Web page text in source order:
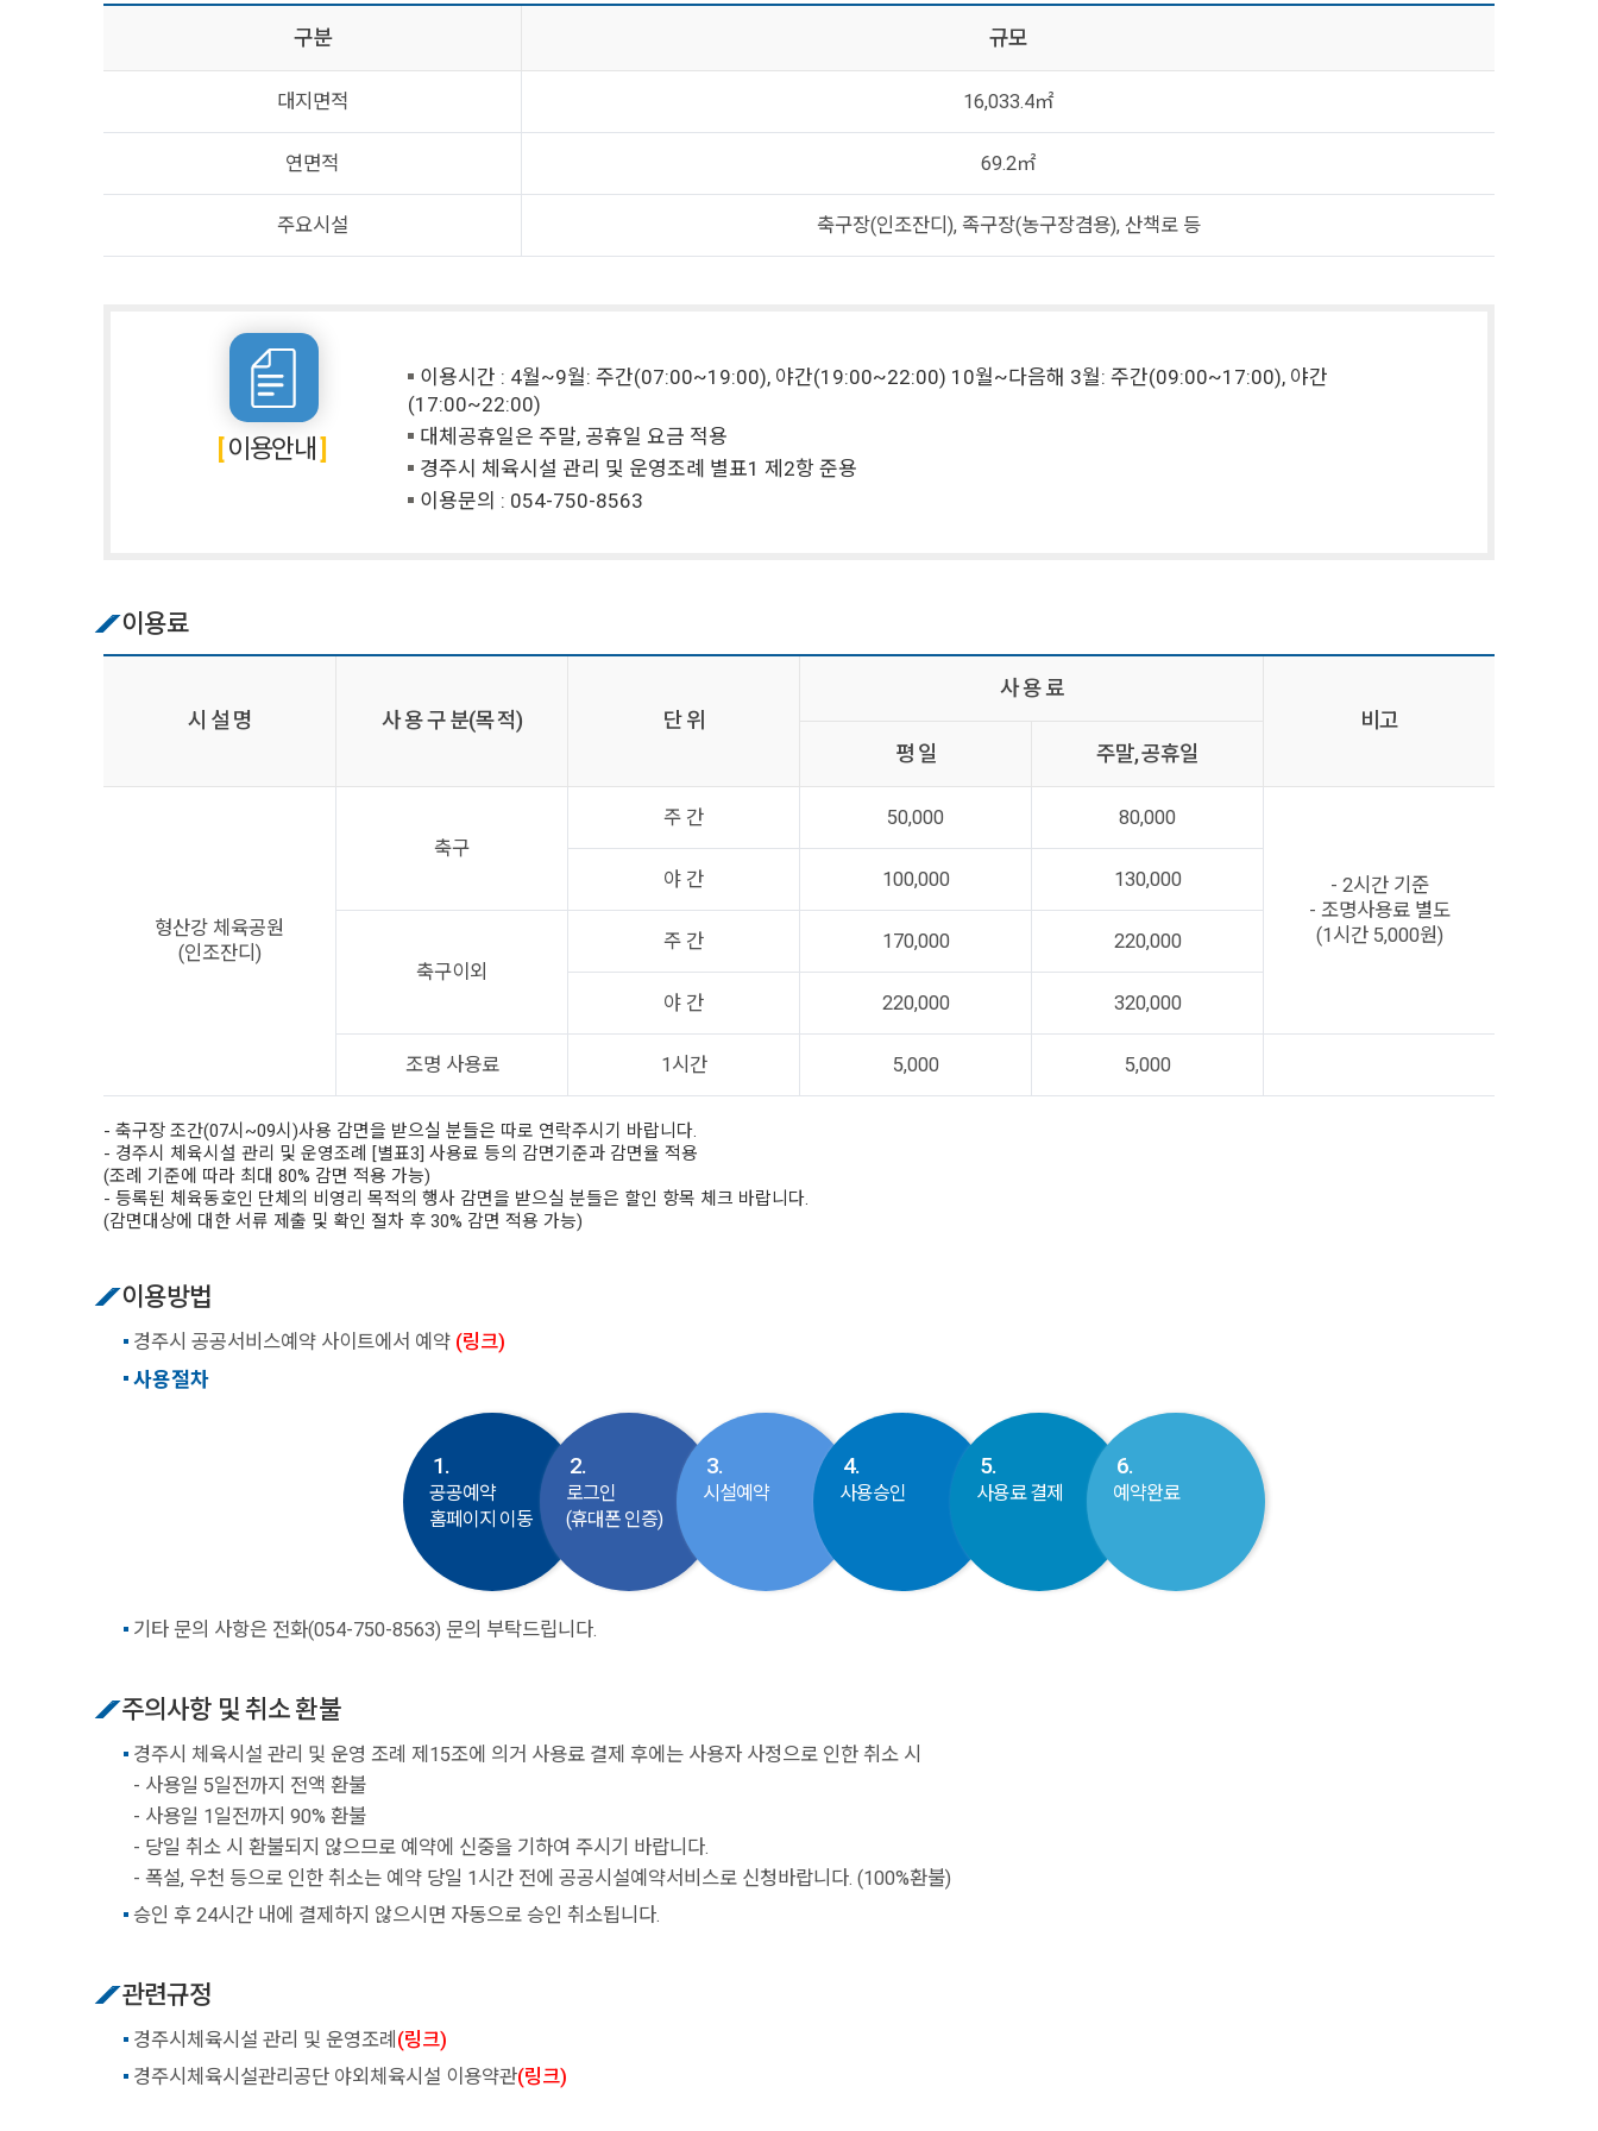
구분 규모
대지면적 16,033.4㎡
연면적 69.2㎡
주요시설 축구장(인조잔디), 족구장(농구장겸용), 산책로 등
이용안내
이용시간 : 4월~9월: 주간(07:00~19:00), 야간(19:00~22:00) 10월~다음해 3월: 주간(09:00~17:00), 야간
(17:00~22:00)
대체공휴일은 주말, 공휴일 요금 적용
경주시 체육시설 관리 및 운영조례 별표1 제2항 준용
이용문의 : 054-750-8563
이용료
시 설 명 사 용 구 분(목 적) 단 위
사 용 료
비고
평 일
주말, 공휴일
형산강 체육공원
(인조잔디)
축구
주 간 50,000 80,000
- 2시간 기준
- 조명사용료 별도
(1시간 5,000원)
야 간 100,000 130,000
축구이외
주 간 170,000 220,000
야 간 220,000 320,000
조명 사용료 1시간 5,000 5,000
- 축구장 조간(07시~09시)사용 감면을 받으실 분들은 따로 연락주시기 바랍니다.
- 경주시 체육시설 관리 및 운영조례 [별표3] 사용료 등의 감면기준과 감면율 적용
(조례 기준에 따라 최대 80% 감면 적용 가능)
- 등록된 체육동호인 단체의 비영리 목적의 행사 감면을 받으실 분들은 할인 항목 체크 바랍니다.
(감면대상에 대한 서류 제출 및 확인 절차 후 30% 감면 적용 가능)
이용방법
경주시 공공서비스예약 사이트에서 예약 (링크)
사용절차
1.
공공예약
홈페이지 이동
2.
로그인
(휴대폰 인증)
3.
시설예약
4.
사용승인
5.
사용료 결제
6.
예약완료
기타 문의 사항은 전화(054-750-8563) 문의 부탁드립니다.
주의사항 및 취소 환불
경주시 체육시설 관리 및 운영 조례 제15조에 의거 사용료 결제 후에는 사용자 사정으로 인한 취소 시
- 사용일 5일전까지 전액 환불
- 사용일 1일전까지 90% 환불
- 당일 취소 시 환불되지 않으므로 예약에 신중을 기하여 주시기 바랍니다.
- 폭설, 우천 등으로 인한 취소는 예약 당일 1시간 전에 공공시설예약서비스로 신청바랍니다. (100%환불)
승인 후 24시간 내에 결제하지 않으시면 자동으로 승인 취소됩니다.
관련규정
경주시체육시설 관리 및 운영조례 (링크)
경주시체육시설관리공단 야외체육시설 이용약관(링크)